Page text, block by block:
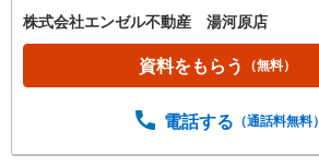
株式会社エンゼル不動産 湯河原店
資料をもらう （無料）
電話する （通話料無料）